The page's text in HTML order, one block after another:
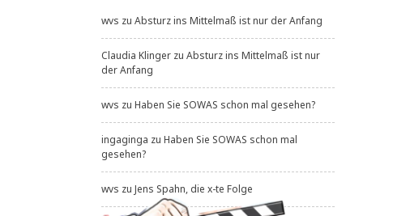
wvs zu Absturz ins Mittelmaß ist nur der Anfang
Claudia Klinger zu Absturz ins Mittelmaß ist nur
der Anfang
wvs zu Haben Sie SOWAS schon mal gesehen?
ingaginga zu Haben Sie SOWAS schon mal
gesehen?
wvs zu Jens Spahn, die x-te Folge